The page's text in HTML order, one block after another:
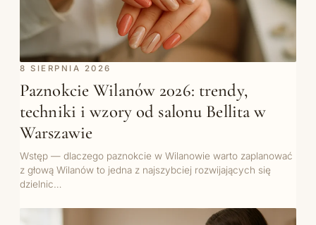
8 SIERPNIA 2026
Paznokcie Wilanów 2026: trendy,
techniki i wzory od salonu Bellita w
Warszawie
Wstęp — dlaczego paznokcie w Wilanowie warto zaplanować
z głową Wilanów to jedna z najszybciej rozwijających się
dzielnic…